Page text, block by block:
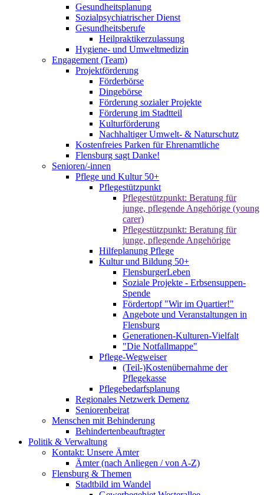
Gesundheitsplanung
Sozialpsychiatrischer Dienst
Gesundheitsberufe
Heilpraktikerzulassung
Hygiene- und Umweltmedizin
Engagement (Team)
Projektförderung
Förderbörse
Dingebörse
Förderung sozialer Projekte
Förderung im Stadtteil
Kulturförderung
Nachhaltiger Umwelt- & Naturschutz
Kostenfreies Parken für Ehrenamtliche
Flensburg sagt Danke!
Senioren/-innen
Pflege und Kultur 50+
Pflegestützpunkt
Pflegestützpunkt: Beratung für
junge, pflegende Angehörige (young
carer)
Pflegestützpunkt: Beratung für
junge, pflegende Angehörige
Hilfeplanung Pflege
Kultur und Bildung 50+
FlensburgerLeben
Soziale Projekte - Erbsensuppen-
Spende
Fördertopf "Wir im Quartier!"
Angebote und Veranstaltungen in
Flensburg
Generationen-Kulturen-Vielfalt
"Die Notfallmappe"
Pflege-Wegweiser
(Teil-)Kostenübernahme der
Pflegekasse
Pflegebedarfsplanung
Regionales Netzwerk Demenz
Seniorenbeirat
Menschen mit Behinderung
Behindertenbeauftragter
Politik & Verwaltung
Kontakt: Unsere Ämter
Ämter (nach Anliegen / von A-Z)
Flensburg & Themen
Stadtbild im Wandel